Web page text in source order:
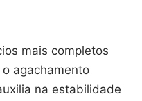
mais completos
agachamento
na estabilidade